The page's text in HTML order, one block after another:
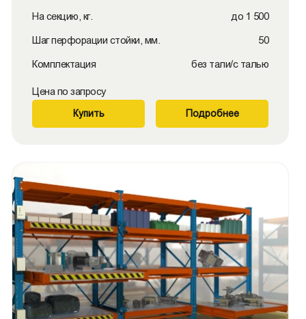
На секцию, кг. до 1 500
Шаг перфорации стойки, мм. 50
Комплектация без тали/с талью
Цена по запросу
Купить Подробнее